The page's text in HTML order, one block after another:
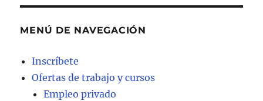
MENÚ DE NAVEGACIÓN
Inscríbete
Ofertas de trabajo y cursos
Empleo privado